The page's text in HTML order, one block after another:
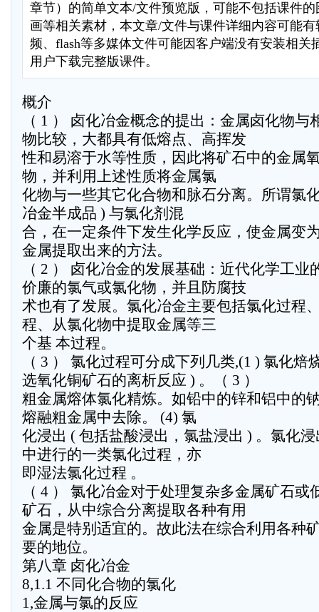
章节）的简单文本/文件预览版，可能不包括课件
画等相关素材，本文章/文件与课件详细内容可能
频、flash等多媒体文件可能因客户端没有安装相关
用户下载完整版课件。
概介
（ 1 ） 卤化冶金概念的提出：金属卤化物
物比较，大都具有低熔点、高挥发
性和易溶于水等性质，因此将矿石中的金属
物，并利用上述性质将金属氯
化物与一些其它化合物和脉石分离。所谓氯
冶金半成品 ) 与氯化剂混
合，在一定条件下发生化学反应，使金属变
金属提取出来的方法。
（ 2 ） 卤化冶金的发展基础：近代化学工
价廉的氯气或氯化物，并且防腐技
术也有了发展。氯化冶金主要包括氯化过程
程、从氯化物中提取金属等三
个基 本过程。
（ 3 ） 氯化过程可分成下列几类,(1 ) 氯化焙
选氧化铜矿石的离析反应 ) 。（ 3 ）
粗金属熔体氯化精炼。如铅中的锌和铝中的
熔融粗金属中去除。 (4) 氯
化浸出 ( 包括盐酸浸出，氯盐浸出 ) 。氯化
中进行的一类氯化过程，亦
即湿法氯化过程 。
（ 4 ） 氯化冶金对于处理复杂多金属矿石
矿石，从中综合分离提取各种有用
金属是特别适宜的。故此法在综合利用各种
要的地位。
第八章 卤化冶金
8,1.1 不同化合物的氯化
1,金属与氯的反应